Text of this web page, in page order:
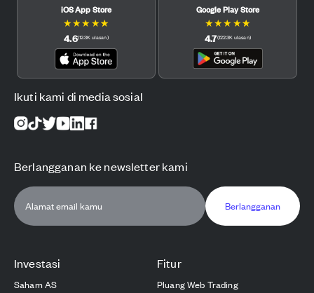
Investasi
Saham AS
Fitur
Pluang Web Trading
iOS App Store
★★★ ★★
4.6(12.3K ulasan)
Google Play Store
★★★ ★★
4.7(122.3K ulasan)
Ikuti kami di media sosial
Berlangganan ke newsletter kami
Berlangganan